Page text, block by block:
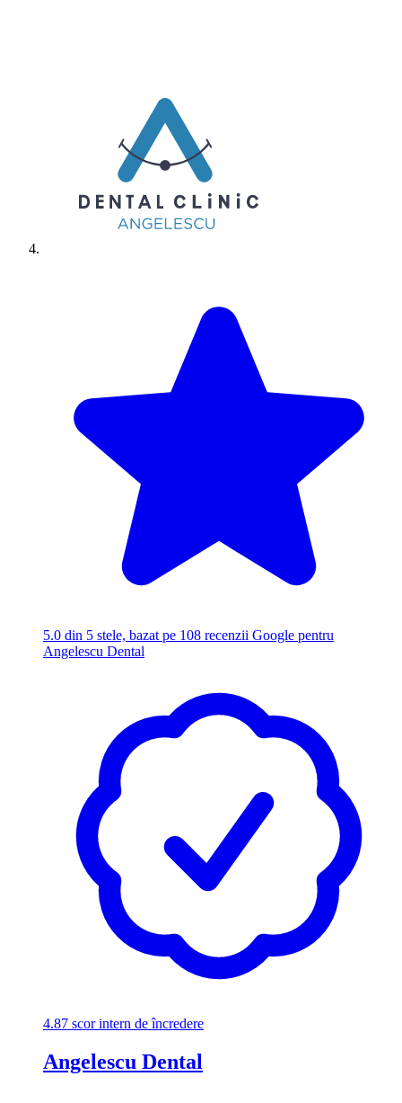
5.0 din 5 stele, bazat pe 108 recenzii Google pentru
Angelescu Dental
4.87 scor intern de încredere
Angelescu Dental